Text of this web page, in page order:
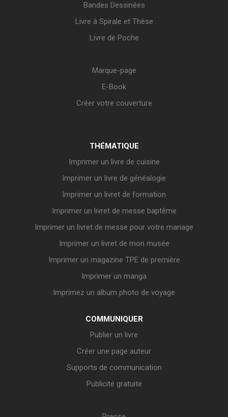
Bandes Dessinées
Livre à Spirale et Thèse
Livre de Poche
Marque-page
E-Book
Créer votre couverture
THÉMATIQUE
Imprimer un livre de cuisine
Imprimer un livre de généalogie
Imprimer un livret de formation
Imprimer un livret de messe baptême
Imprimer un livret de messe pour votre mariage
Imprimer un livret de mon musée
Imprimer un magazine TPE de première
Imprimer un manga
Imprimez un album photo de voyage
COMMUNIQUER
Publier un livre
Créer une page auteur
Supports de communication
Publicité gratuite